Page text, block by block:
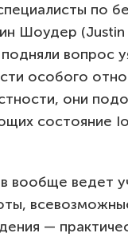
по
Шоудер
подняли вопрос
особого
они
состояние
вообще ведет
—